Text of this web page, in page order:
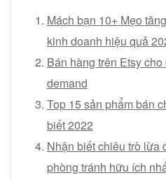
Mách bạn 10+ Mẹo
kinh doanh hiệu quả
Bán hàng trên Etsy
demand
Top 15 sản phẩm bán
biết 2022
Nhận biết chiêu trò lừa
phòng tránh hữu ích